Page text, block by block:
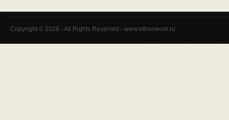
Copyright © 2026 - All Rights Reserved - www.ethnowork.ru